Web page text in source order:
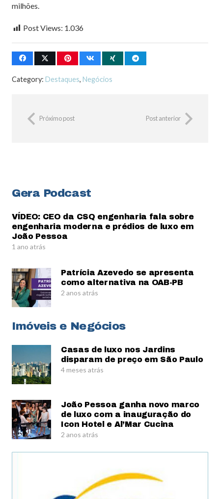
milhões.
Post Views: 1.036
Category: Destaques, Negócios
Próximo post Post anterior
Gera Podcast
VÍDEO: CEO da CSQ engenharia fala sobre
engenharia moderna e prédios de luxo em
João Pessoa
1 ano atrás
Patrícia Azevedo se apresenta
como alternativa na OAB-PB
2 anos atrás
Imóveis e Negócios
Casas de luxo nos Jardins
disparam de preço em São Paulo
4 meses atrás
João Pessoa ganha novo marco
de luxo com a inauguração do
Icon Hotel e Al’Mar Cucina
2 anos atrás